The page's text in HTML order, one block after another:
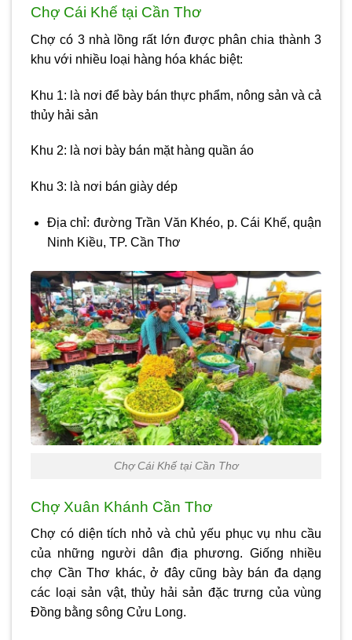
Chợ Cái Khế tại Cần Thơ
Chợ có 3 nhà lồng rất lớn được phân chia thành 3
khu với nhiều loại hàng hóa khác biệt:
Khu 1: là nơi để bày bán thực phẩm, nông sản và cả
thủy hải sản
Khu 2: là nơi bày bán mặt hàng quần áo
Khu 3: là nơi bán giày dép
Địa chỉ: đường Trần Văn Khéo, p. Cái Khế, quận
Ninh Kiều, TP. Cần Thơ
Chợ Cái Khế tại Cần Thơ
Chợ Xuân Khánh Cần Thơ
Chợ có diện tích nhỏ và chủ yếu phục vụ nhu cầu
của những người dân địa phương. Giống nhiều
chợ Cần Thơ khác, ở đây cũng bày bán đa dạng
các loại sản vật, thủy hải sản đặc trưng của vùng
Đồng bằng sông Cửu Long.